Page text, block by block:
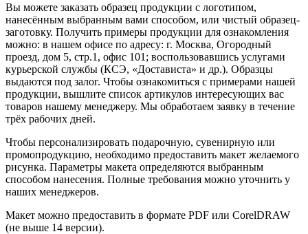
Вы можете заказать образец продукции с логотипом,
нанесённым выбранным вами способом, или чистый образец-
заготовку. Получить примеры продукции для ознакомления
можно: в нашем офисе по адресу: г. Москва, Огородный
проезд, дом 5, стр.1, офис 101; воспользовавшись услугами
курьерской службы (КСЭ, «Достависта» и др.). Образцы
выдаются под залог. Чтобы ознакомиться с примерами нашей
продукции, вышлите список артикулов интересующих вас
товаров нашему менеджеру. Мы обработаем заявку в течение
трёх рабочих дней.
Чтобы персонализировать подарочную, сувенирную или
промопродукцию, необходимо предоставить макет желаемого
рисунка. Параметры макета определяются выбранным
способом нанесения. Полные требования можно уточнить у
наших менеджеров.
Макет можно предоставить в формате PDF или CorelDRAW
(не выше 14 версии).